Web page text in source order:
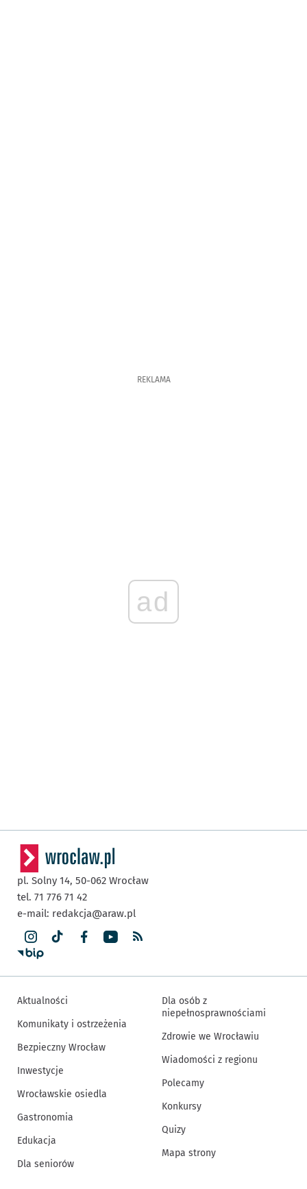
REKLAMA
ad
pl. Solny 14, 50-062 Wrocław
tel. 71 776 71 42
e-mail: redakcja@araw.pl
Aktualności
Komunikaty i ostrzeżenia
Bezpieczny Wrocław
Inwestycje
Wrocławskie osiedla
Gastronomia
Edukacja
Dla seniorów
Dla osób z
niepełnosprawnościami
Zdrowie we Wrocławiu
Wiadomości z regionu
Polecamy
Konkursy
Quizy
Mapa strony